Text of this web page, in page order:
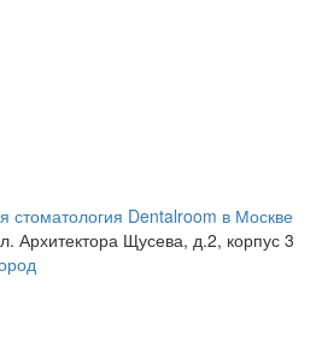
Архитектора Щусева, д.2, корпус 3